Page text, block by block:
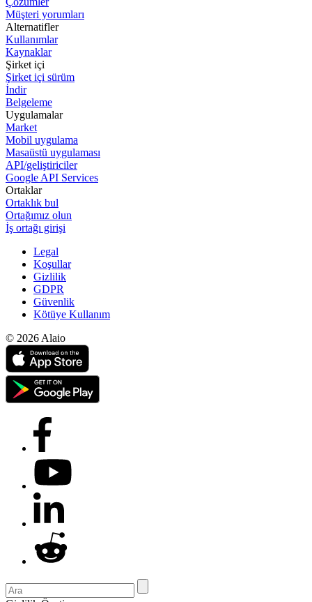
Müşteri yorumları
Alternatifler
Kullanımlar
Kaynaklar
Şirket içi
Şirket içi sürüm
İndir
Belgeleme
Uygulamalar
Market
Mobil uygulama
Masaüstü uygulaması
API/geliştiriciler
Google API Services
Ortaklar
Ortaklık bul
Ortağımız olun
İş ortağı girişi
Legal
Koşullar
Gizlilik
GDPR
Güvenlik
Kötüye Kullanım
© 2026 Alaio